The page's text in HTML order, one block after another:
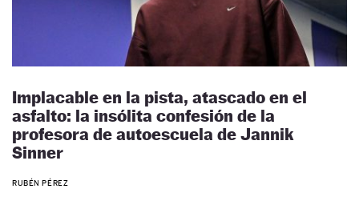
Implacable en la pista, atascado en el
asfalto: la insólita confesión de la
profesora de autoescuela de Jannik
Sinner
RUBÉN PÉREZ